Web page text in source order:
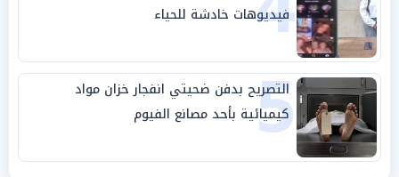
فيديوهات خادشة للحياء
5
التصريح بدفن ضحيتي انفجار خزان مواد
كيميائية بأحد مصانع الفيوم